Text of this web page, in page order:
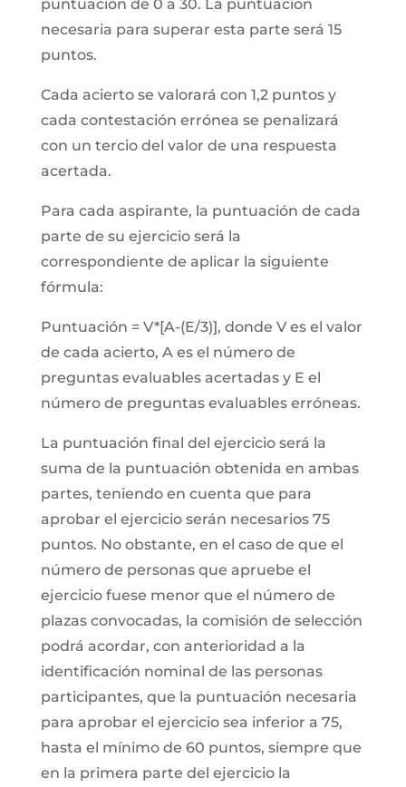
puntuación de 0 a 30. La puntuación
necesaria para superar esta parte será 15
puntos.
Cada acierto se valorará con 1,2 puntos y
cada contestación errónea se penalizará
con un tercio del valor de una respuesta
acertada.
Para cada aspirante, la puntuación de cada
parte de su ejercicio será la
correspondiente de aplicar la siguiente
fórmula:
Puntuación = V*[A-(E/3)], donde V es el valor
de cada acierto, A es el número de
preguntas evaluables acertadas y E el
número de preguntas evaluables erróneas.
La puntuación final del ejercicio será la
suma de la puntuación obtenida en ambas
partes, teniendo en cuenta que para
aprobar el ejercicio serán necesarios 75
puntos. No obstante, en el caso de que el
número de personas que apruebe el
ejercicio fuese menor que el número de
plazas convocadas, la comisión de selección
podrá acordar, con anterioridad a la
identificación nominal de las personas
participantes, que la puntuación necesaria
para aprobar el ejercicio sea inferior a 75,
hasta el mínimo de 60 puntos, siempre que
en la primera parte del ejercicio la